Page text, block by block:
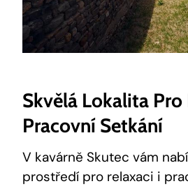
Skvělá Lokalita Pro
Pracovní Setkání
V kavárně Skutec vám
prostředí pro relaxaci i